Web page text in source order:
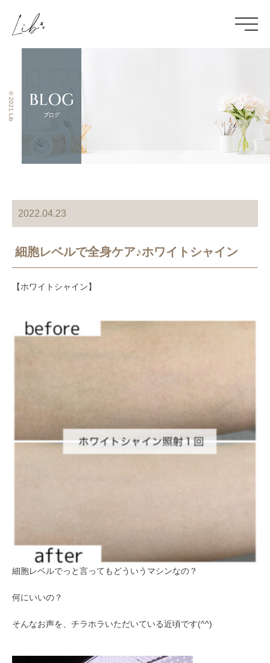
© 2021 Lib
2022.04.23
細胞レベルで全身ケア♪ホワイトシャイン
【ホワイトシャイン】
細胞レベルでっと言ってもどういうマシンなの？
何にいいの？
そんなお声を、チラホラいただいている近頃です(^^)